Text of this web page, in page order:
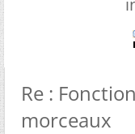
Re :
morceaux